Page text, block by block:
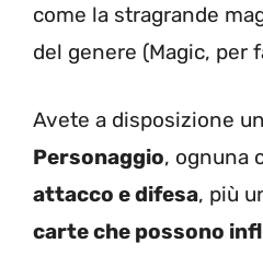
come la stragrande
del genere (Magic, per
Avete a disposizione
Personaggio, ognuna
attacco e difesa, più
carte che possono